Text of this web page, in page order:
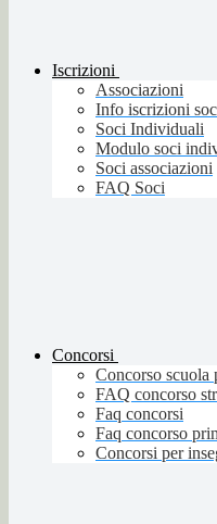
Iscrizioni
Associazioni
Info iscrizioni
Soci Individuali
Modulo soci
Soci associazioni
FAQ Soci
Concorsi
Concorso scuola
FAQ concorso
Faq concorsi
Faq concorso
Concorsi per